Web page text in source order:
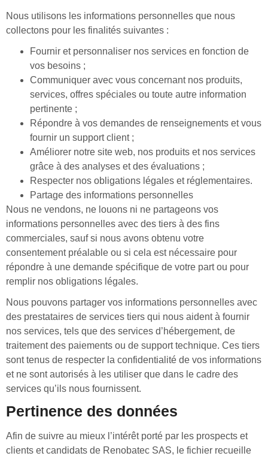
Nous utilisons les informations personnelles que nous
collectons pour les finalités suivantes :
Fournir et personnaliser nos services en fonction de
vos besoins ;
Communiquer avec vous concernant nos produits,
services, offres spéciales ou toute autre information
pertinente ;
Répondre à vos demandes de renseignements et vous
fournir un support client ;
Améliorer notre site web, nos produits et nos services
grâce à des analyses et des évaluations ;
Respecter nos obligations légales et réglementaires.
Partage des informations personnelles
Nous ne vendons, ne louons ni ne partageons vos
informations personnelles avec des tiers à des fins
commerciales, sauf si nous avons obtenu votre
consentement préalable ou si cela est nécessaire pour
répondre à une demande spécifique de votre part ou pour
remplir nos obligations légales.
Nous pouvons partager vos informations personnelles avec
des prestataires de services tiers qui nous aident à fournir
nos services, tels que des services d’hébergement, de
traitement des paiements ou de support technique. Ces tiers
sont tenus de respecter la confidentialité de vos informations
et ne sont autorisés à les utiliser que dans le cadre des
services qu’ils nous fournissent.
Pertinence des données
Afin de suivre au mieux l’intérêt porté par les prospects et
clients et candidats de Renobatec SAS, le fichier recueille